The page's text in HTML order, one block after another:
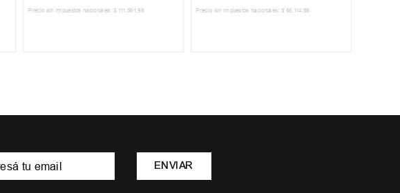
Precio sin impuestos nacionales: $ 111 .561 ,98 Precio sin impuestos nacionales: $ 66. 114 ,88
ENVIAR